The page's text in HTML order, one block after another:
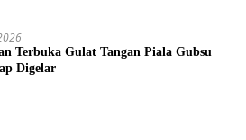
Terbuka Gulat Tangan Piala Gubsu
Digelar